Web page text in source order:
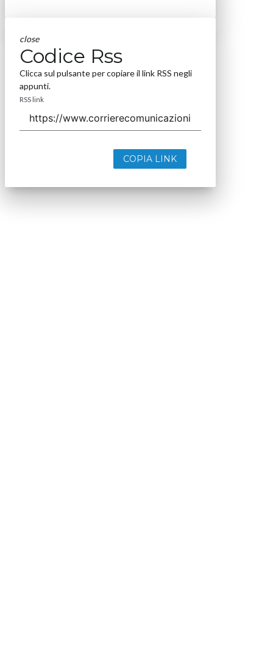
close
Codice Rss
Clicca sul pulsante per copiare il link RSS negli
appunti.
RSS link
COPIA LINK